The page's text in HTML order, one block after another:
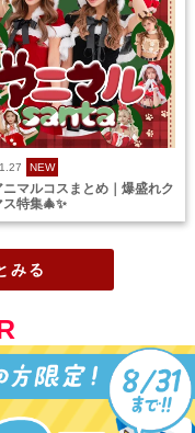
NEW
ニマルコスまとめ｜爆盛れク
ス特集🎄✨
みる